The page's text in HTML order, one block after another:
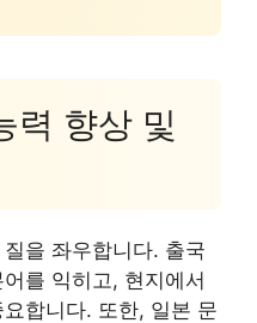
력 향상 및
을 좌우합니다. 출국
를 익히고, 현지에서
합니다. 또한, 일본 문